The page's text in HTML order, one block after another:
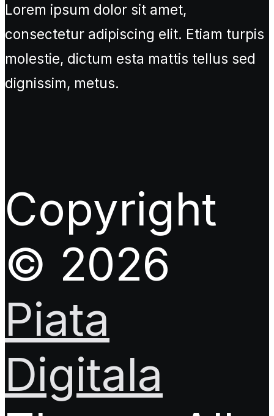
Lorem ipsum dolor sit amet,
consectetur adipiscing elit. Etiam turpis
molestie, dictum esta mattis tellus sed
dignissim, metus.
Copyright
© 2026
Piata
Digitala